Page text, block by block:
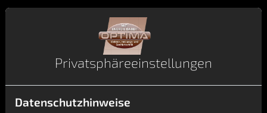
Unsere Leistungen im Bereich
Kommunikation
Privatsphäre­einstellungen
Datenschutzhinweise